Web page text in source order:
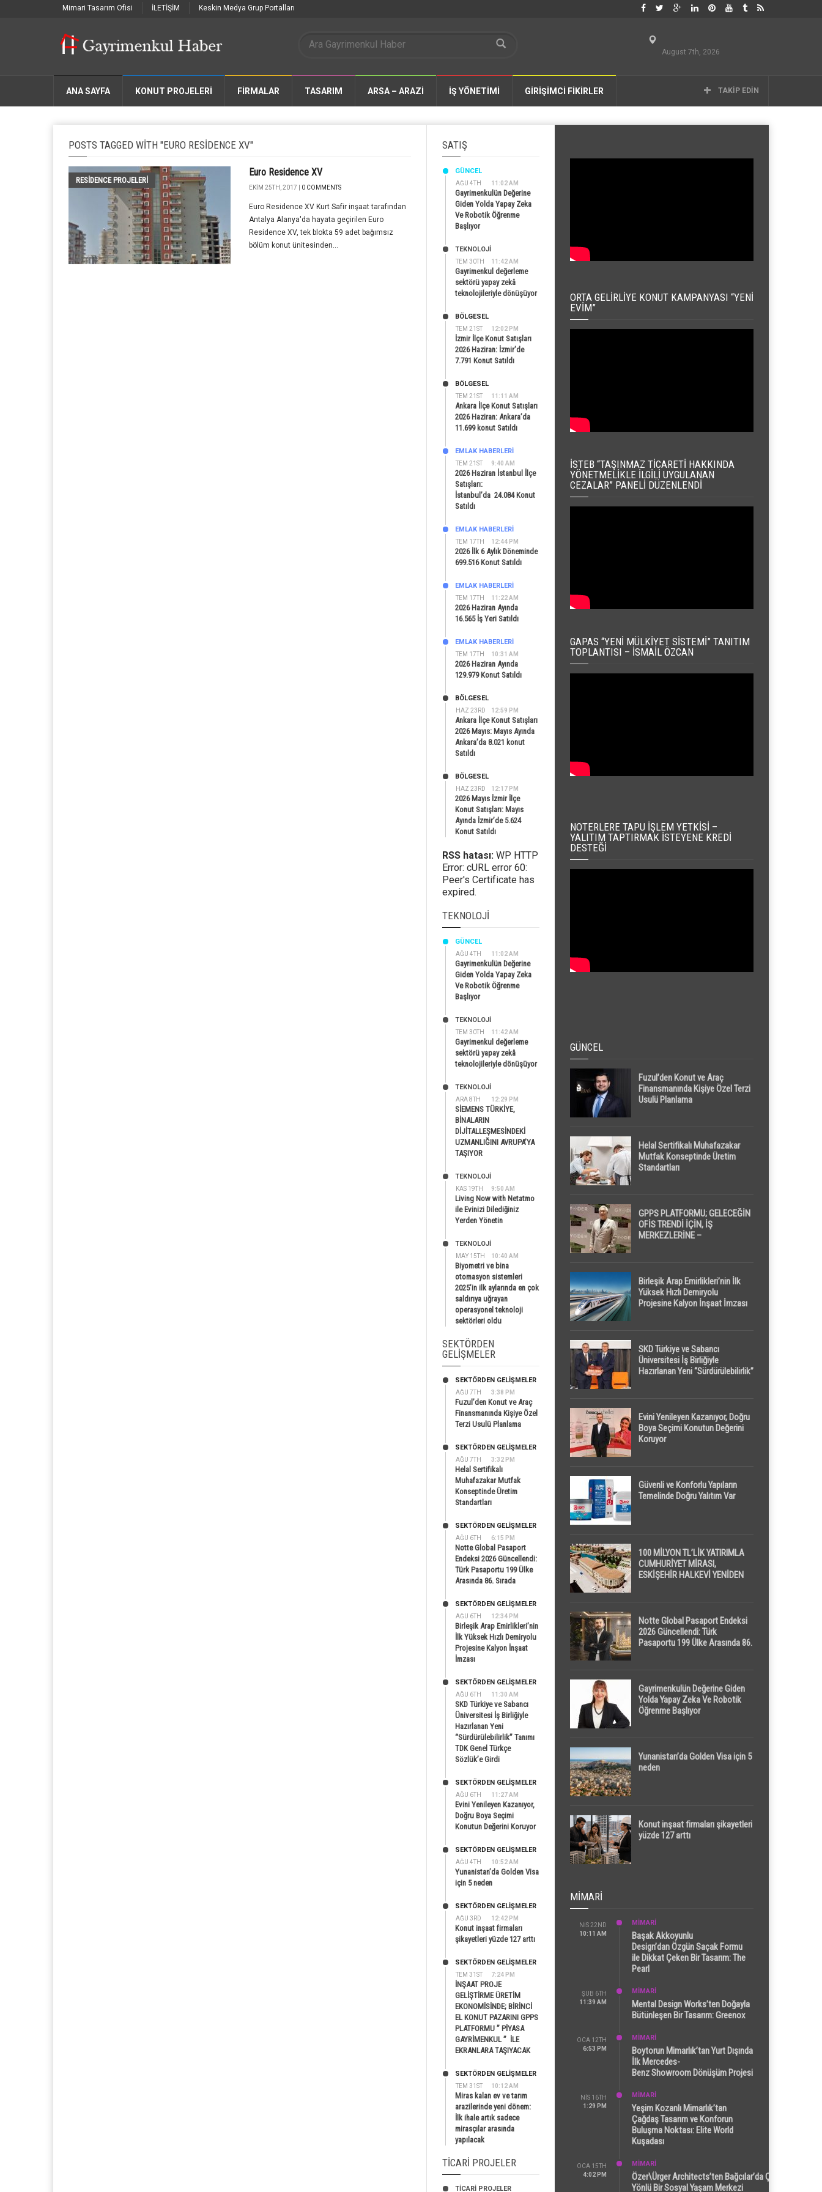
Mimari Tasarım Ofisi İLETİŞİM Keskin Medya Grup Portalları
August 7th, 2026
ANA SAYFA KONUT PROJELERİ FIRMALAR TASARIM ARSA – ARAZİ İŞ YÖNETİMİ GİRİŞİMCİ FİKİRLER TAKIP EDIN
POSTS TAGGED WITH "EURO RESIDENCE XV"
RESIDENCE PROJELERI
Euro Residence XV
EKIM 25TH, 2017 | 0 COMMENTS
Euro Residence XV Kurt Safir inşaat tarafından
Antalya Alanya'da hayata geçirilen Euro
Residence XV, tek blokta 59 adet bağımsız
bölüm konut ünitesinden...
SATIŞ
AĞU 4TH 11:02 AM
GÜNCEL
Gayrimenkulün Değerine
Giden Yolda Yapay Zeka
Ve Robotik Öğrenme
Başlıyor
TEM 30TH 11:42 AM
TEKNOLOJİ
Gayrimenkul değerleme
sektörü yapay zekâ
teknolojileriyle dönüşüyor
TEM 21ST 12:02 PM
BÖLGESEL
İzmir İlçe Konut Satışları
2026 Haziran: İzmir’de
7.791 Konut Satıldı
TEM 21ST 11:11 AM
BÖLGESEL
Ankara İlçe Konut Satışları
2026 Haziran: Ankara’da
11.699 konut Satıldı
TEM 21ST 9:40 AM
EMLAK HABERLERI
2026 Haziran İstanbul İlçe
Satışları:
İstanbul’da 24.084 Konut
Satıldı
TEM 17TH 12:44 PM
EMLAK HABERLERI
2026 İlk 6 Aylık Döneminde
699.516 Konut Satıldı
TEM 17TH 11:22 AM
EMLAK HABERLERI
2026 Haziran Ayında
16.565 İş Yeri Satıldı
TEM 17TH 10:31 AM
EMLAK HABERLERI
2026 Haziran Ayında
129.979 Konut Satıldı
HAZ 23RD 12:59 PM
BÖLGESEL
Ankara İlçe Konut Satışları
2026 Mayıs: Mayıs Ayında
Ankara’da 8.021 konut
Satıldı
HAZ 23RD 12:17 PM
BÖLGESEL
2026 Mayıs İzmir İlçe
Konut Satışları: Mayıs
Ayında İzmir’de 5.624
Konut Satıldı
RSS hatası: WP HTTP
Error: cURL error 60:
Peer's Certificate has
expired.
TEKNOLOJI
AĞU 4TH 11:02 AM
GÜNCEL
Gayrimenkulün Değerine
Giden Yolda Yapay Zeka
Ve Robotik Öğrenme
Başlıyor
TEM 30TH 11:42 AM
TEKNOLOJİ
Gayrimenkul değerleme
sektörü yapay zekâ
teknolojileriyle dönüşüyor
ARA 8TH 12:29 PM
TEKNOLOJİ
SİEMENS TÜRKİYE,
BİNALARIN
DİJİTALLEŞMESİNDEKİ
UZMANLIĞINI AVRUPA’YA
TAŞIYOR
KAS 19TH 9:50 AM
TEKNOLOJİ
Living Now with Netatmo
ile Evinizi Dilediğiniz
Yerden Yönetin
MAY 15TH 10:40 AM
TEKNOLOJİ
Biyometri ve bina
otomasyon sistemleri
2025’in ilk aylarında en çok
saldırıya uğrayan
operasyonel teknoloji
sektörleri oldu
SEKTÖRDEN
GELIŞMELER
AĞU 7TH 3:38 PM
SEKTÖRDEN GELIŞMELER
Fuzul’den Konut ve Araç
Finansmanında Kişiye Özel
Terzi Usulü Planlama
AĞU 7TH 3:32 PM
SEKTÖRDEN GELIŞMELER
Helal Sertifikalı
Muhafazakar Mutfak
Konseptinde Üretim
Standartları
AĞU 6TH 6:15 PM
SEKTÖRDEN GELIŞMELER
Notte Global Pasaport
Endeksi 2026 Güncellendi:
Türk Pasaportu 199 Ülke
Arasında 86. Sırada
AĞU 6TH 12:34 PM
SEKTÖRDEN GELIŞMELER
Birleşik Arap Emirlikleri’nin
İlk Yüksek Hızlı Demiryolu
Projesine Kalyon İnşaat
İmzası
AĞU 6TH 11:30 AM
SEKTÖRDEN GELIŞMELER
SKD Türkiye ve Sabancı
Üniversitesi İş Birliğiyle
Hazırlanan Yeni
“Sürdürülebilirlik” Tanımı
TDK Genel Türkçe
Sözlük’e Girdi
AĞU 6TH 11:27 AM
SEKTÖRDEN GELIŞMELER
Evini Yenileyen Kazanıyor,
Doğru Boya Seçimi
Konutun Değerini Koruyor
AĞU 4TH 10:52 AM
SEKTÖRDEN GELIŞMELER
Yunanistan’da Golden Visa
için 5 neden
AĞU 3RD 12:42 PM
SEKTÖRDEN GELIŞMELER
Konut inşaat firmaları
şikayetleri yüzde 127 arttı
TEM 31ST 7:24 PM
SEKTÖRDEN GELIŞMELER
İNŞAAT PROJE
GELİŞTİRME ÜRETİM
EKONOMİSİNDE; BİRİNCİ
EL KONUT PAZARINI GPPS
PLATFORMU ” PİYASA
GAYRİMENKUL ” İLE
EKRANLARA TAŞIYACAK
TEM 31ST 10:12 AM
SEKTÖRDEN GELIŞMELER
Miras kalan ev ve tarım
arazilerinde yeni dönem:
İlk ihale artık sadece
mirasçılar arasında
yapılacak
TICARI PROJELER
TİCARİ PROJELER
ORTA GELIRLIYE KONUT KAMPANYASI “YENI
EVIM”
İSTEB “TAŞINMAZ TICARETI HAKKINDA
YÖNETMELIKLE İLGILI UYGULANAN
CEZALAR” PANELI DÜZENLENDI
GAPAS “YENI MÜLKIYET SISTEMI” TANITIM
TOPLANTISI – İSMAIL ÖZCAN
NOTERLERE TAPU İŞLEM YETKISI –
YALITIM TAPTIRMAK İSTEYENE KREDI
DESTEĞI
GÜNCEL
Fuzul’den Konut ve Araç
Finansmanında Kişiye Özel Terzi
Usulü Planlama
Helal Sertifikalı Muhafazakar
Mutfak Konseptinde Üretim
Standartları
GPPS PLATFORMU; GELECEĞİN
OFİS TRENDİ İÇİN, İŞ
MERKEZLERİNE –
Birleşik Arap Emirlikleri’nin İlk
Yüksek Hızlı Demiryolu
Projesine Kalyon İnşaat İmzası
SKD Türkiye ve Sabancı
Üniversitesi İş Birliğiyle
Hazırlanan Yeni “Sürdürülebilirlik”
Evini Yenileyen Kazanıyor, Doğru
Boya Seçimi Konutun Değerini
Koruyor
Güvenli ve Konforlu Yapıların
Temelinde Doğru Yalıtım Var
100 MİLYON TL’LİK YATIRIMLA
CUMHURİYET MİRASI,
ESKİŞEHİR HALKEVİ YENİDEN
Notte Global Pasaport Endeksi
2026 Güncellendi: Türk
Pasaportu 199 Ülke Arasında 86.
Gayrimenkulün Değerine Giden
Yolda Yapay Zeka Ve Robotik
Öğrenme Başlıyor
Yunanistan’da Golden Visa için 5
neden
Konut inşaat firmaları şikayetleri
yüzde 127 arttı
MIMARI
NIS 22ND
10:11 AM
MİMARİ
Başak Akkoyunlu
Design’dan Özgün Saçak Formu
ile Dikkat Çeken Bir Tasarım: The
Pearl
ŞUB 6TH
11:39 AM
MİMARİ
Mental Design Works’ten Doğayla
Bütünleşen Bir Tasarım: Greenox
OCA 12TH
6:53 PM
MİMARİ
Boytorun Mimarlık’tan Yurt Dışında
İlk Mercedes-
Benz Showroom Dönüşüm Projesi
NIS 16TH
1:29 PM
MİMARİ
Yeşim Kozanlı Mimarlık’tan
Çağdaş Tasarım ve Konforun
Buluşma Noktası: Elite World
Kuşadası
OCA 15TH
4:02 PM
MİMARİ
Özer\Ürger Architects’ten Bağcılar’da Çok
Yönlü Bir Sosyal Yaşam Merkezi